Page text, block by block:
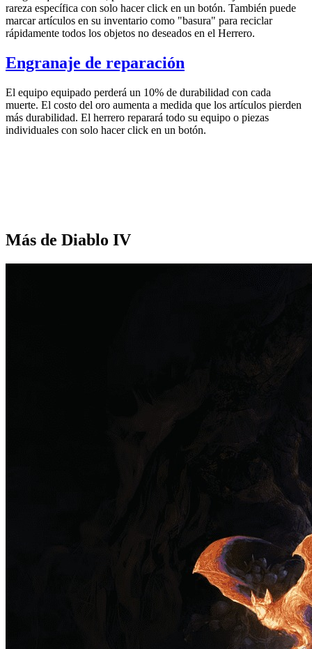
rareza específica con solo hacer click en un botón. También puede
marcar artículos en su inventario como "basura" para reciclar
rápidamente todos los objetos no deseados en el Herrero.
Engranaje de reparación
El equipo equipado perderá un 10% de durabilidad con cada
muerte. El costo del oro aumenta a medida que los artículos pierden
más durabilidad. El herrero reparará todo su equipo o piezas
individuales con solo hacer click en un botón.
Más de Diablo IV